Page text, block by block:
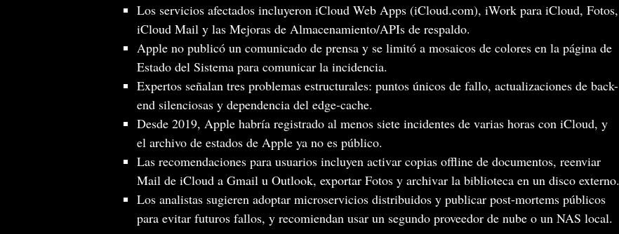
Los servicios afectados incluyeron iCloud Web Apps (iCloud.com), iWork para iCloud, Fotos,
iCloud Mail y las Mejoras de Almacenamiento/APIs de respaldo.
Apple no publicó un comunicado de prensa y se limitó a mosaicos de colores en la página de
Estado del Sistema para comunicar la incidencia.
Expertos señalan tres problemas estructurales: puntos únicos de fallo, actualizaciones de back-
end silenciosas y dependencia del edge-cache.
Desde 2019, Apple habría registrado al menos siete incidentes de varias horas con iCloud, y
el archivo de estados de Apple ya no es público.
Las recomendaciones para usuarios incluyen activar copias offline de documentos, reenviar
Mail de iCloud a Gmail u Outlook, exportar Fotos y archivar la biblioteca en un disco externo.
Los analistas sugieren adoptar microservicios distribuidos y publicar post-mortems públicos
para evitar futuros fallos, y recomiendan usar un segundo proveedor de nube o un NAS local.